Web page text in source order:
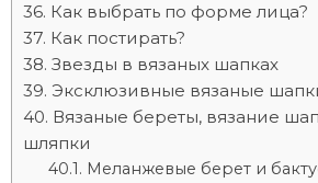
Как выбрать по форме лица?
Как постирать?
Звезды в вязаных шапках
Эксклюзивные вязаные
Вязаные береты, вязание
шляпки
Меланжевые берет и